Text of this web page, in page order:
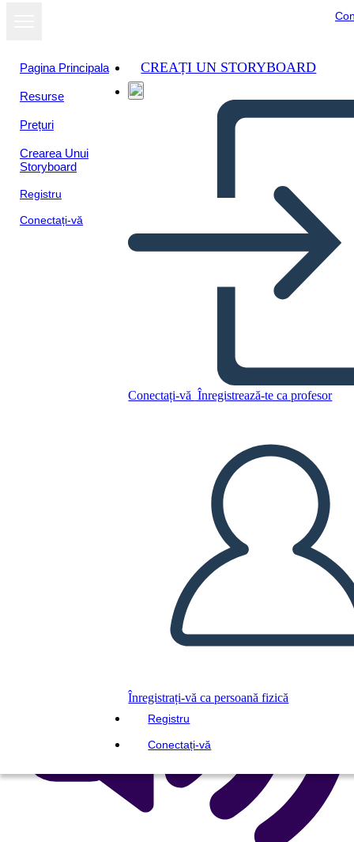
Pagina Principala
Resurse
Prețuri
Crearea Unui
Storyboard
Registru
Conectați-vă
CREAȚI UN STORYBOARD
Conectați-vă Înregistrează-te ca profesor
Înregistrați-vă ca persoană fizică
Registru
Conectați-vă
CREAȚI UN STORYBOARD
REDAȚI PREZENTAREA DE DIAPOZITIVE
CITESTE-MI
Vizualizați ca
prezentare de